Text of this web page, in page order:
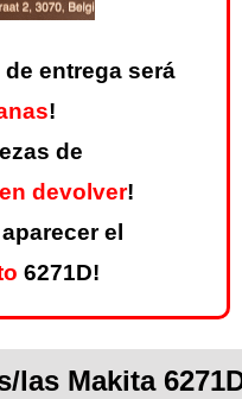
de entrega será
!
de
devolver!
el
6271D!
las Makita